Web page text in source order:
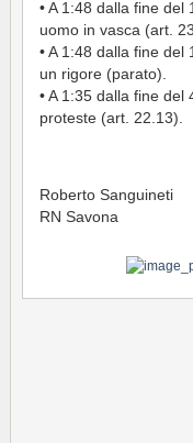
• A 1:48 dalla fine del
uomo in vasca (art.
• A 1:48 dalla fine
un rigore (parato).
• A 1:35 dalla fine del
proteste (art. 22.13).
Roberto Sanguineti
RN Savona